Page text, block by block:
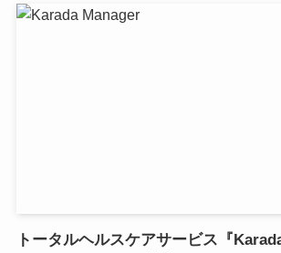
トータルヘルスケアサービス『